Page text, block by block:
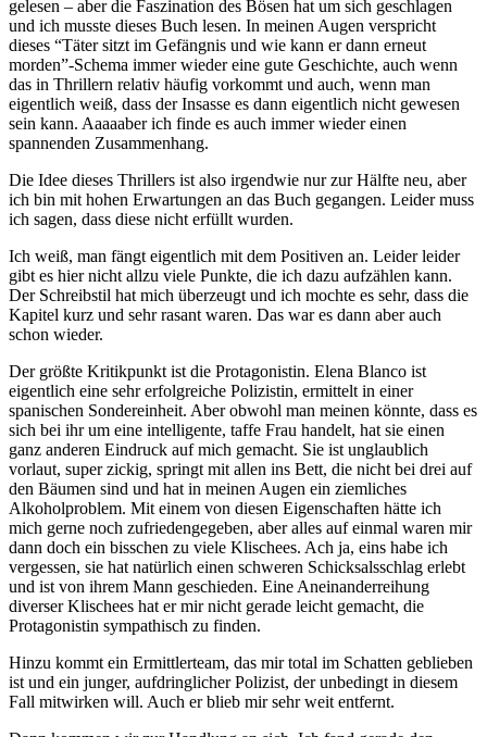
gelesen – aber die Faszination des Bösen hat um sich geschlagen
und ich musste dieses Buch lesen. In meinen Augen verspricht
dieses “Täter sitzt im Gefängnis und wie kann er dann erneut
morden”-Schema immer wieder eine gute Geschichte, auch wenn
das in Thrillern relativ häufig vorkommt und auch, wenn man
eigentlich weiß, dass der Insasse es dann eigentlich nicht gewesen
sein kann. Aaaaaber ich finde es auch immer wieder einen
spannenden Zusammenhang.
Die Idee dieses Thrillers ist also irgendwie nur zur Hälfte neu, aber
ich bin mit hohen Erwartungen an das Buch gegangen. Leider muss
ich sagen, dass diese nicht erfüllt wurden.
Ich weiß, man fängt eigentlich mit dem Positiven an. Leider leider
gibt es hier nicht allzu viele Punkte, die ich dazu aufzählen kann.
Der Schreibstil hat mich überzeugt und ich mochte es sehr, dass die
Kapitel kurz und sehr rasant waren. Das war es dann aber auch
schon wieder.
Der größte Kritikpunkt ist die Protagonistin. Elena Blanco ist
eigentlich eine sehr erfolgreiche Polizistin, ermittelt in einer
spanischen Sondereinheit. Aber obwohl man meinen könnte, dass es
sich bei ihr um eine intelligente, taffe Frau handelt, hat sie einen
ganz anderen Eindruck auf mich gemacht. Sie ist unglaublich
vorlaut, super zickig, springt mit allen ins Bett, die nicht bei drei auf
den Bäumen sind und hat in meinen Augen ein ziemliches
Alkoholproblem. Mit einem von diesen Eigenschaften hätte ich
mich gerne noch zufriedengegeben, aber alles auf einmal waren mir
dann doch ein bisschen zu viele Klischees. Ach ja, eins habe ich
vergessen, sie hat natürlich einen schweren Schicksalsschlag erlebt
und ist von ihrem Mann geschieden. Eine Aneinanderreihung
diverser Klischees hat er mir nicht gerade leicht gemacht, die
Protagonistin sympathisch zu finden.
Hinzu kommt ein Ermittlerteam, das mir total im Schatten geblieben
ist und ein junger, aufdringlicher Polizist, der unbedingt in diesem
Fall mitwirken will. Auch er blieb mir sehr weit entfernt.